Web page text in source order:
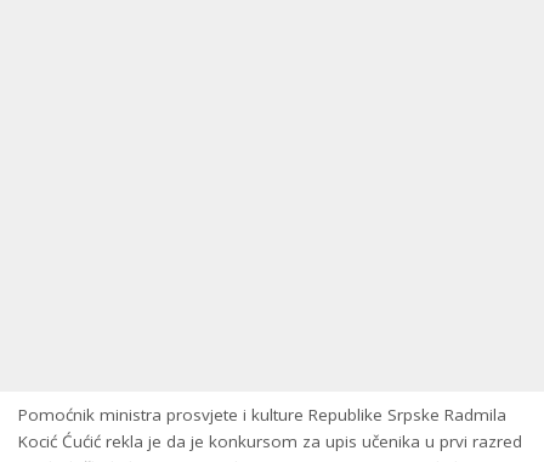
Pomoćnik ministra prosvjete i kulture Republike Srpske Radmila
Kocić Ćućić rekla je da je konkursom za upis učenika u prvi razred